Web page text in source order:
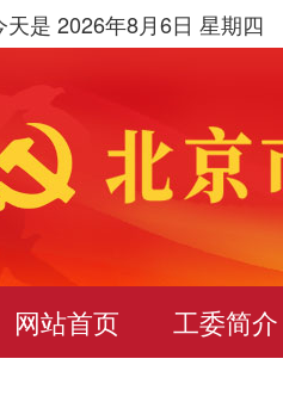
天是 2026年8月6日 星期四
网站首页 工委简介